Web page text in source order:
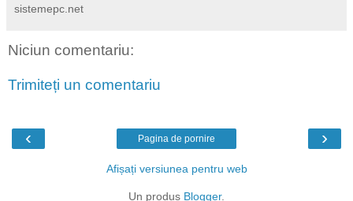
sistemepc.net
Niciun comentariu:
Trimiteți un comentariu
‹ ›
Pagina de pornire
Afișați versiunea pentru web
Un produs Blogger.